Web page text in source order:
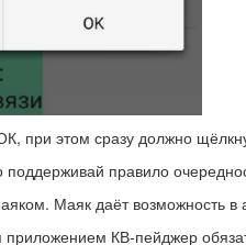
при этом сразу должно
поддерживай правило
Маяк даёт возможность
КВ-пейджер